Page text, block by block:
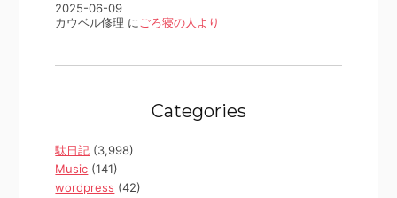
2025-06-09
カウベル修理 に ごろ寝の人より
Categories
駄日記 (3,998)
Music (141)
wordpress (42)